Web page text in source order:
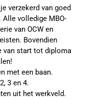
verzekerd van goed
volledige MBO-
van OCW en
Bovendien
van start tot diploma
met een baan.
3 en 4.
uit het werkveld.